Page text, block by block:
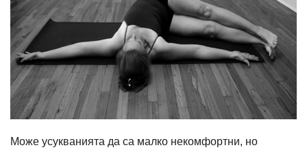
Може усукванията да са малко некомфортни, но